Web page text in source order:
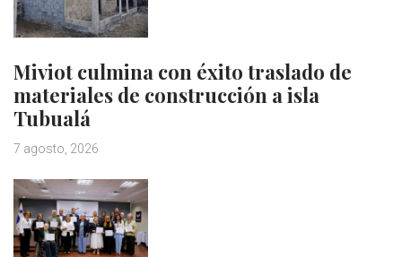
Miviot culmina con éxito traslado de
materiales de construcción a isla
Tubualá
7 agosto, 2026